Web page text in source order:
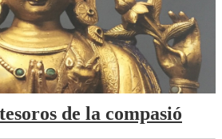
de la compasió